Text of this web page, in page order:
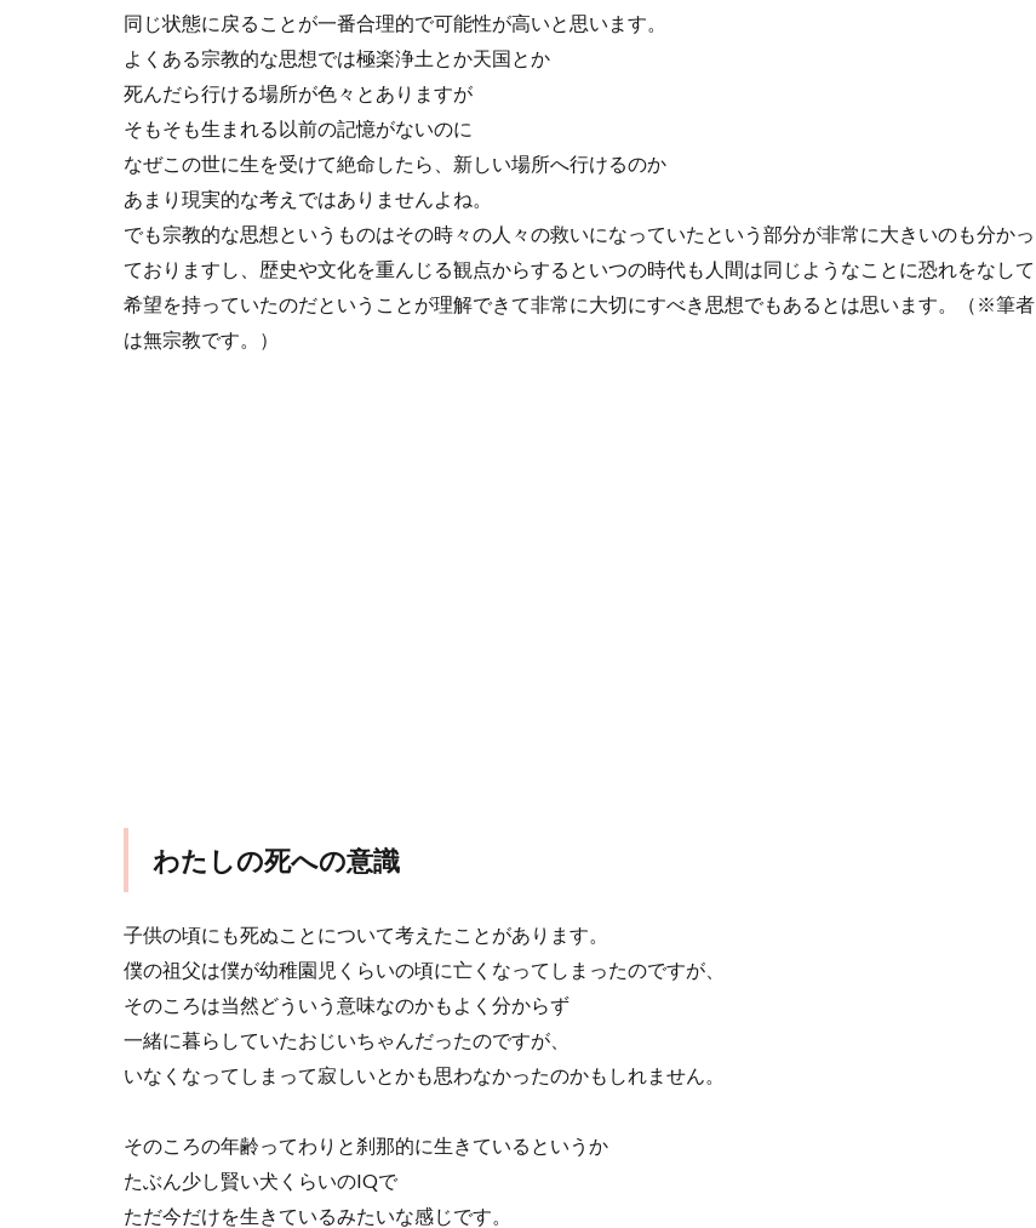
同じ状態に戻ることが一番合理的で可能性が高いと思います。
よくある宗教的な思想では極楽浄土とか天国とか
死んだら行ける場所が色々とありますが
そもそも生まれる以前の記憶がないのに
なぜこの世に生を受けて絶命したら、新しい場所へ行けるのか
あまり現実的な考えではありませんよね。
でも宗教的な思想というものはその時々の人々の救いになっていたという部分が非常に大きいのも分かっ
ておりますし、歴史や文化を重んじる観点からするといつの時代も人間は同じようなことに恐れをなして
希望を持っていたのだということが理解できて非常に大切にすべき思想でもあるとは思います。（※筆者
は無宗教です。）
わたしの死への意識
子供の頃にも死ぬことについて考えたことがあります。
僕の祖父は僕が幼稚園児くらいの頃に亡くなってしまったのですが、
そのころは当然どういう意味なのかもよく分からず
一緒に暮らしていたおじいちゃんだったのですが、
いなくなってしまって寂しいとかも思わなかったのかもしれません。
そのころの年齢ってわりと刹那的に生きているというか
たぶん少し賢い犬くらいのIQで
ただ今だけを生きているみたいな感じです。